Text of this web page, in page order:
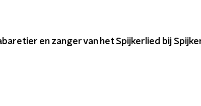
en zanger van het Spijkerlied bij